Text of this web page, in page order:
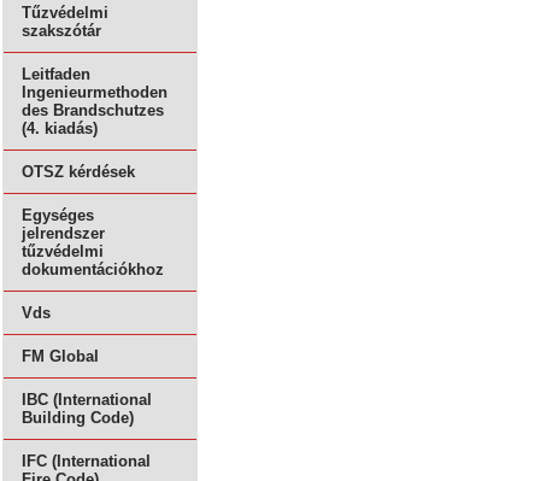
Tűzvédelmi
szakszótár
Leitfaden
Ingenieurmethoden
des Brandschutzes
(4. kiadás)
OTSZ kérdések
Egységes
jelrendszer
tűzvédelmi
dokumentációkhoz
Vds
FM Global
IBC (International
Building Code)
IFC (International